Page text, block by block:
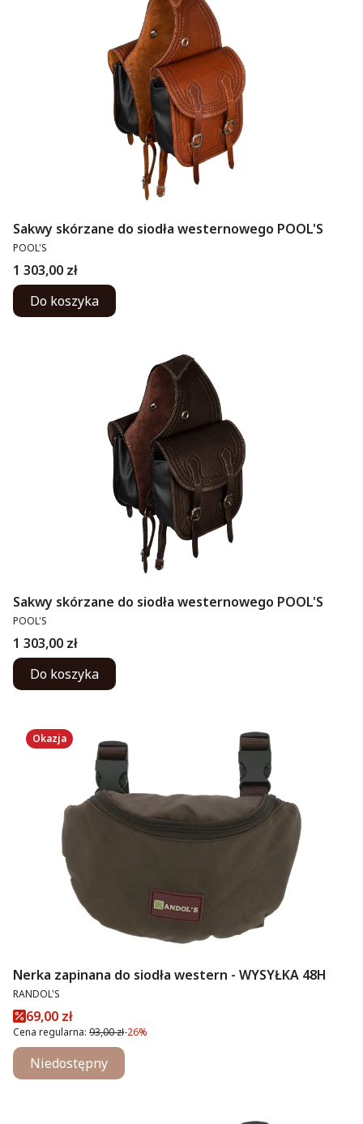
Sakwy skórzane do siodła westernowego POOL'S
PRODUCENT
POOL'S
Cena
1 303,00 zł
Do koszyka
Sakwy skórzane do siodła westernowego POOL'S
PRODUCENT
POOL'S
Cena
1 303,00 zł
Do koszyka
Okazja
Nerka zapinana do siodła western - WYSYŁKA 48H
PRODUCENT
RANDOL'S
Cena promocyjna
69,00 zł
Cena regularna: 93,00 zł-26%
Niedostępny